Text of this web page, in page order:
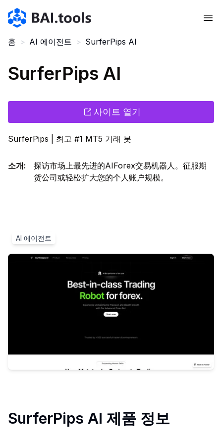
Bai.tools
홈 > AI 에이전트 > SurferPips AI
SurferPips AI
사이트 열기
SurferPips | 최고 #1 MT5 거래 봇
소개:
探访市场上最先进的AIForex交易机器人。征服期
货公司或轻松扩大您的个人账户规模。
AI 에이전트
SurferPips AI 제품 정보